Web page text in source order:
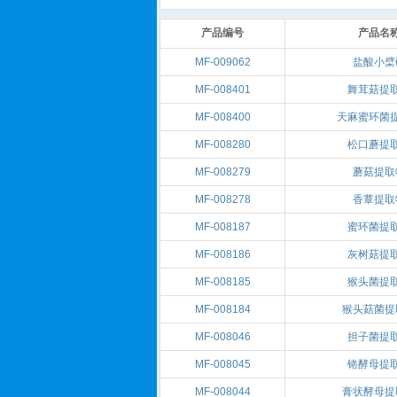
产品编号 产品名
MF-009062 盐酸小檗
MF-008401 舞茸菇提
MF-008400 天麻蜜环菌
MF-008280 松口蘑提
MF-008279 蘑菇提取
MF-008278 香蕈提取
MF-008187 蜜环菌提
MF-008186 灰树菇提
MF-008185 猴头菌提
MF-008184 猴头菇菌
MF-008046 担子菌提
MF-008045 铬酵母提
MF-008044 膏状酵母